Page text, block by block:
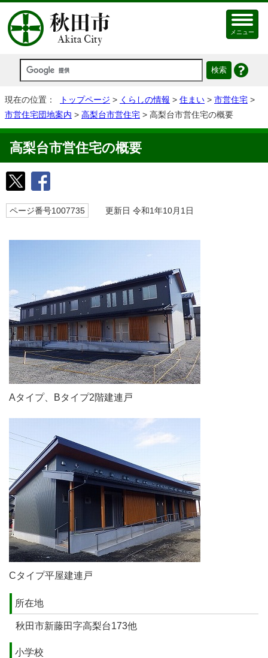
メニュー
現在の位置： トップページ > くらしの情報 > 住まい > 市営住宅 >
市営住宅団地案内 > 高梨台市営住宅 > 高梨台市営住宅の概要
高梨台市営住宅の概要
ページ番号1007735 更新日 令和1年10月1日
Aタイプ、Bタイプ2階建連戸
Cタイプ平屋建連戸
所在地
秋田市新藤田字高梨台173他
小学校